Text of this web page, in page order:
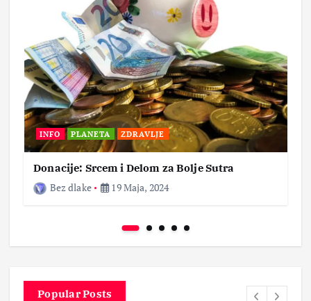
INFO PLANETA ZDRAVLJE
Donacije: Srcem i Delom za Bolje Sutra
Bez dlake
19 Maja, 2024
Popular Posts